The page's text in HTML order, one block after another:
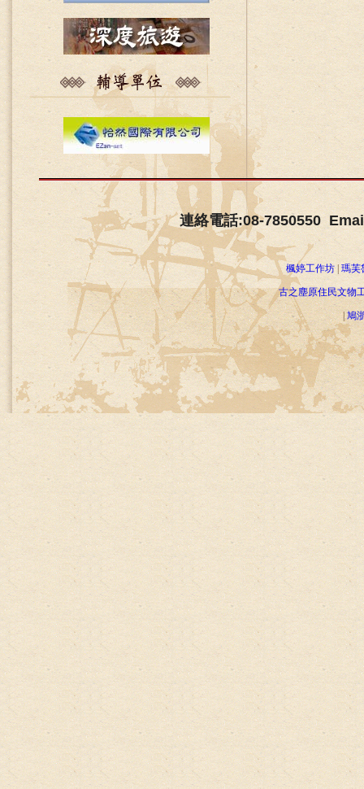
連絡電話:08-7850550
楓婷工作坊 瑪芙
古之塵原住民文物
|鳩